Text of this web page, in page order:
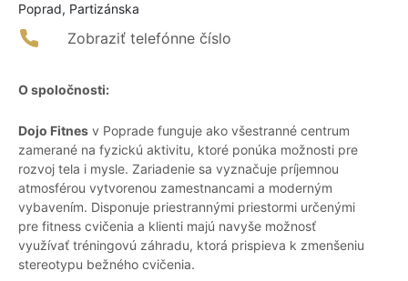
Poprad, Partizánska
Zobraziť telefónne číslo
O spoločnosti:
Dojo Fitnes v Poprade funguje ako všestranné centrum
zamerané na fyzickú aktivitu, ktoré ponúka možnosti pre
rozvoj tela i mysle. Zariadenie sa vyznačuje príjemnou
atmosférou vytvorenou zamestnancami a moderným
vybavením. Disponuje priestrannými priestormi určenými
pre fitness cvičenia a klienti majú navyše možnosť
využívať tréningovú záhradu, ktorá prispieva k zmenšeniu
stereotypu bežného cvičenia.